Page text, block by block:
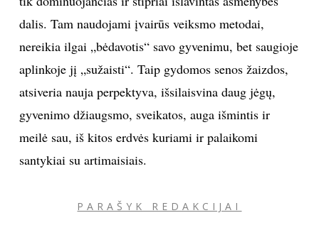
dalis. Tam naudojami įvairūs veiksmo metodai,
nereikia ilgai „bėdavotis“ savo gyvenimu, bet saugioje
aplinkoje jį „sužaisti“. Taip gydomos senos žaizdos,
atsiveria nauja perpektyva, išsilaisvina daug jėgų,
gyvenimo džiaugsmo, sveikatos, auga išmintis ir
meilė sau, iš kitos erdvės kuriami ir palaikomi
santykiai su artimaisiais.
PARAŠYK REDAKCIJAI